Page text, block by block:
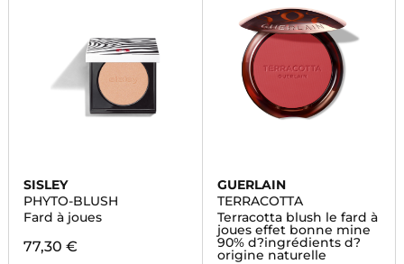
SISLEY
PHYTO-BLUSH
Fard à joues
77,30 €
GUERLAIN
TERRACOTTA
Terracotta blush le fard à
joues effet bonne mine
90% d?ingrédients d?
origine naturelle